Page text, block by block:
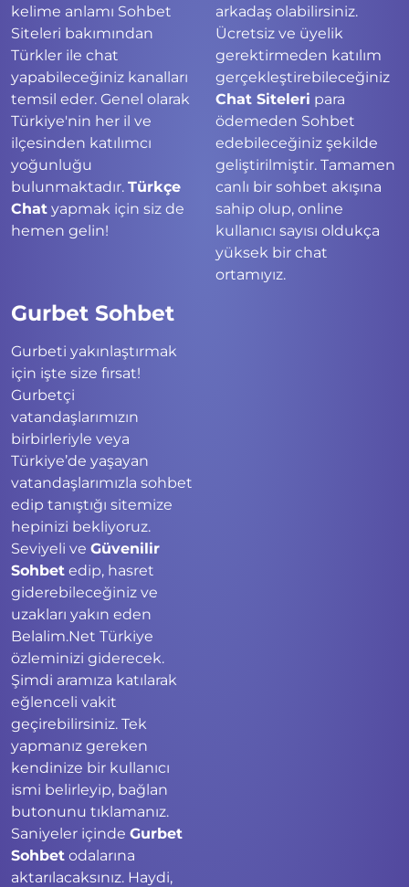
kelime anlamı Sohbet
Siteleri bakımından
Türkler ile chat
yapabileceğiniz kanalları
temsil eder. Genel olarak
Türkiye'nin her il ve
ilçesinden katılımcı
yoğunluğu
bulunmaktadır. Türkçe
Chat yapmak için siz de
hemen gelin!
arkadaş olabilirsiniz.
Ücretsiz ve üyelik
gerektirmeden katılım
gerçekleştirebileceğiniz
Chat Siteleri para
ödemeden Sohbet
edebileceğiniz şekilde
geliştirilmiştir. Tamamen
canlı bir sohbet akışına
sahip olup, online
kullanıcı sayısı oldukça
yüksek bir chat
ortamıyız.
Gurbet Sohbet
Gurbeti yakınlaştırmak
için işte size fırsat!
Gurbetçi
vatandaşlarımızın
birbirleriyle veya
Türkiye’de yaşayan
vatandaşlarımızla sohbet
edip tanıştığı sitemize
hepinizi bekliyoruz.
Seviyeli ve Güvenilir
Sohbet edip, hasret
giderebileceğiniz ve
uzakları yakın eden
Belalim.Net Türkiye
özleminizi giderecek.
Şimdi aramıza katılarak
eğlenceli vakit
geçirebilirsiniz. Tek
yapmanız gereken
kendinize bir kullanıcı
ismi belirleyip, bağlan
butonunu tıklamanız.
Saniyeler içinde Gurbet
Sohbet odalarına
aktarılacaksınız. Haydi,